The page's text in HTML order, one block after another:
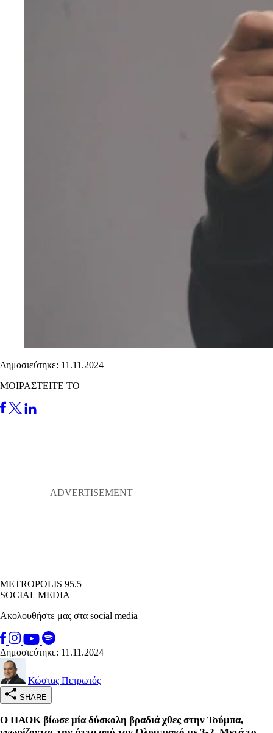
Δημοσιεύτηκε: 11.11.2024
ΜΟΙΡΑΣΤΕΙΤΕ ΤΟ
METROPOLIS 95.5
SOCIAL MEDIA
Ακολουθήστε μας στα social media
Δημοσιεύτηκε: 11.11.2024
Κώστας Πετρωτός
SHARE
Ο ΠΑΟΚ βίωσε μία δύσκολη βραδιά χθες στην Τούμπα,